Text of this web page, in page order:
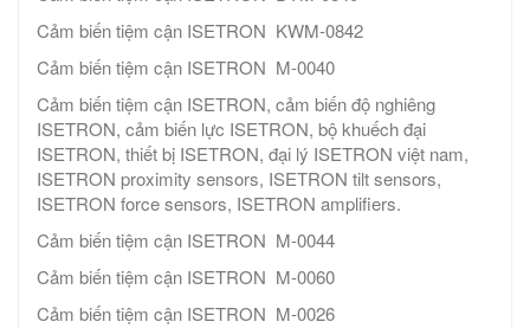
Cảm biến tiệm cận ISETRON KWM-0842
Cảm biến tiệm cận ISETRON M-0040
Cảm biến tiệm cận ISETRON, cảm biến độ nghiêng
ISETRON, cảm biến lực ISETRON, bộ khuếch đại
ISETRON, thiết bị ISETRON, đại lý ISETRON việt nam,
ISETRON proximity sensors, ISETRON tilt sensors,
ISETRON force sensors, ISETRON amplifiers.
Cảm biến tiệm cận ISETRON M-0044
Cảm biến tiệm cận ISETRON M-0060
Cảm biến tiệm cận ISETRON M-0026